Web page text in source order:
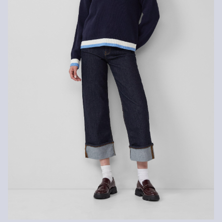
Geen chemische reiniging mogelijk
Normaal wasprogramma 30 °C